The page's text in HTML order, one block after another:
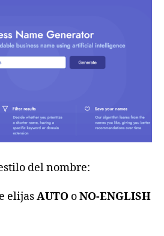
del nombre:
elijasAUTO oNO-ENGLISH